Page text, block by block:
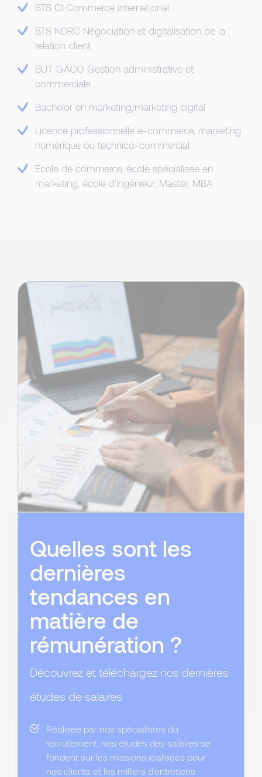
BTS CI Commerce international
BTS NDRC Négociation et digitalisation de la
relation client
BUT GACO Gestion administrative et
commerciale
Bachelor en marketing/marketing digital
Licence professionnelle e-commerce, marketing
numérique ou technico-commercial
Ecole de commerce, école spécialisée en
marketing, école d’ingénieur, Master, MBA
Quelles sont les
dernières
tendances en
matière de
rémunération ?
Découvrez et téléchargez nos dernières
études de salaires
Réalisée par nos spécialistes du
recrutement, nos études des salaires se
fondent sur les missions réalisées pour
nos clients et les milliers d'entretiens